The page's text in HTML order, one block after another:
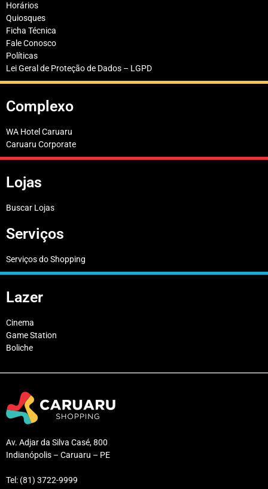
Horários
Quiosques
Ficha Técnica
Fale Conosco
Políticas
Lei Geral de Proteção de Dados – LGPD
Complexo
WA Hotel Caruaru
Caruaru Corporate
Lojas
Buscar Lojas
Serviços
Serviços do Shopping
Lazer
Cinema
Game Station
Boliche
Av. Adjar da Silva Casé, 800
Indianópolis – Caruaru – PE
Tel: (81) 3722-9999